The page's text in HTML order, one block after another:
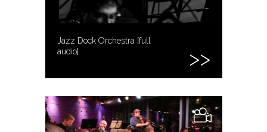
Jazz Dock Orchestra [full
audio]